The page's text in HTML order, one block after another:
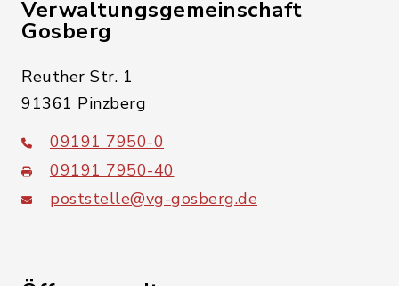
Verwaltungsgemeinschaft
Gosberg
Reuther Str. 1
91361 Pinzberg
09191 7950-0
09191 7950-40
poststelle@vg-gosberg.de